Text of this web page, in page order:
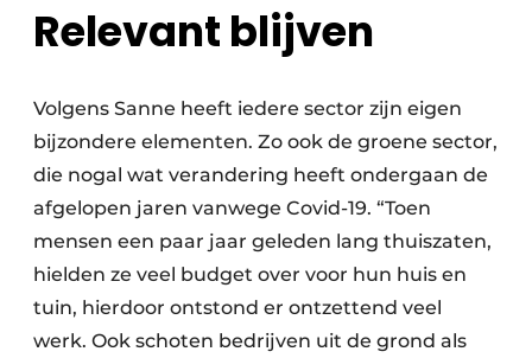
Relevant blijven
Volgens Sanne heeft iedere sector zijn eigen
bijzondere elementen. Zo ook de groene sector,
die nogal wat verandering heeft ondergaan de
afgelopen jaren vanwege Covid-19. “Toen
mensen een paar jaar geleden lang thuiszaten,
hielden ze veel budget over voor hun huis en
tuin, hierdoor ontstond er ontzettend veel
werk. Ook schoten bedrijven uit de grond als